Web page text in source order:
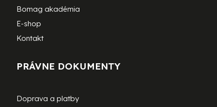
Bomag akadémia
E-shop
Kontakt
PRÁVNE DOKUMENTY
Doprava a platby